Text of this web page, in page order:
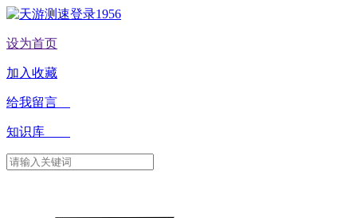
设为首页
加入收藏
给我留言
知识库